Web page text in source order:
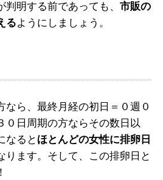
明する前であっても、 市販の
るようにしましょう。
なら、最終月経の初日＝０週０
０日周期の方ならその数日以
なると ほとんどの女性に排卵日
ります。そして、この排卵日と
！